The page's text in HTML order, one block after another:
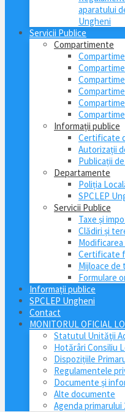
aparatului
Ungheni
Servicii Publice
Compartimente
Informații publice
Certificate
Autorizații
Publicații
Departamente
Poliția
SPCLEP
Servicii Publice
Taxe și
Clădiri și
Certificate
Mijloace
Formulare
Informații publice
SPCLEP Ungheni
Contact
MONITORUL OFICIAL
Statutul Unităţii
Hotărâri Consiliu
Dispozițiile
Regulamentele
Documente și
Alte documente
Agenda primarului